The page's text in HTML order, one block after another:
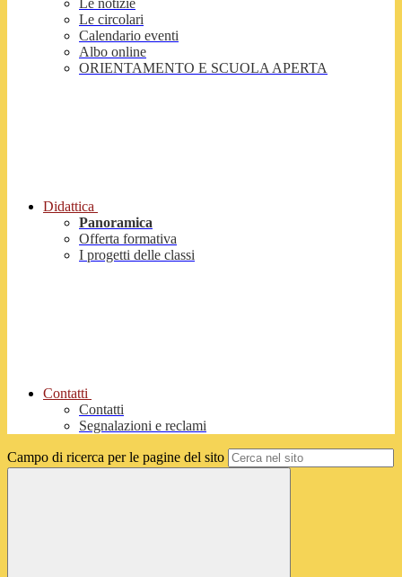
Le notizie
Le circolari
Calendario eventi
Albo online
ORIENTAMENTO E SCUOLA APERTA
Didattica
Panoramica
Offerta formativa
I progetti delle classi
Contatti
Contatti
Segnalazioni e reclami
Campo di ricerca per le pagine del sito